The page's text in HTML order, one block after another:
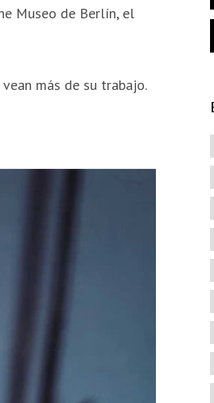
Museo de Berlín, el
más de su trabajo.